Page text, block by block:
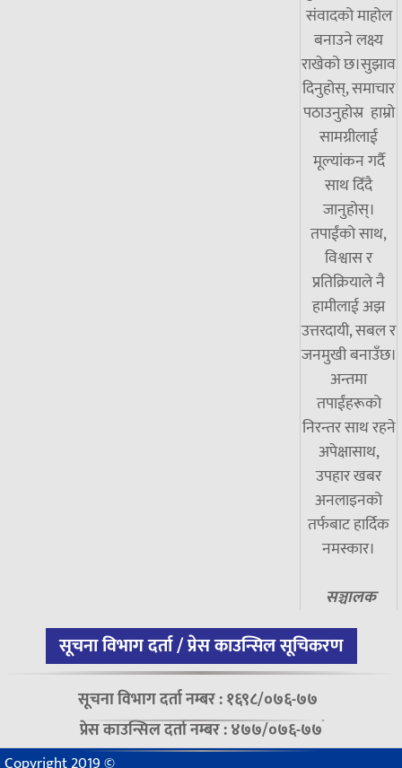
संवादको माहोल
बनाउने लक्ष्य
राखेको छ।सुझाव
दिनुहोस्, समाचार
पठाउनुहोस्र हाम्रो
सामग्रीलाई
मूल्यांकन गर्दै
साथ दिँदै
जानुहोस्।
तपाईंको साथ,
विश्वास र
प्रतिक्रियाले नै
हामीलाई अझ
उत्तरदायी, सबल र
जनमुखी बनाउँछ।
अन्तमा
तपाईंहरूको
निरन्तर साथ रहने
अपेक्षासाथ,
उपहार खबर
अनलाइनको
तर्फबाट हार्दिक
नमस्कार।
सञ्चालक
सूचना विभाग दर्ता / प्रेस काउन्सिल सूचिकरण
सूचना विभाग दर्ता नम्बर : १६९८/०७६-७७
प्रेस काउन्सिल दर्ता नम्बर : ४७७/०७६-७७